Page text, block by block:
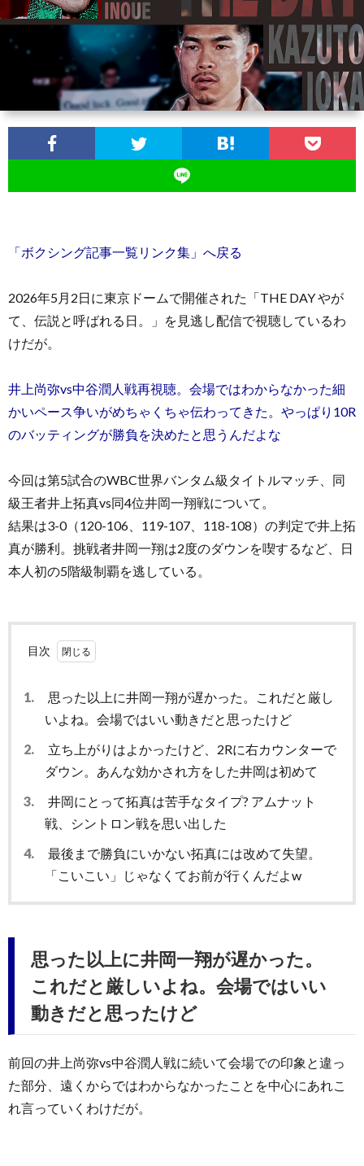
マ
問
合
「ボクシング記事一覧リンク集」へ戻る
2026年5月2日に東京ドームで開催された「THE DAY やが
て、伝説と呼ばれる日。」を見逃し配信で視聴しているわ
けだが。
井上尚弥vs中谷潤人戦再視聴。会場ではわからなかった細
かいペース争いがめちゃくちゃ伝わってきた。やっぱり10R
のバッティングが勝負を決めたと思うんだよな
今回は第5試合のWBC世界バンタム級タイトルマッチ、同
級王者井上拓真vs同4位井岡一翔戦について。
結果は3-0（120-106、119-107、118-108）の判定で井上拓
真が勝利。挑戦者井岡一翔は2度のダウンを喫するなど、日
本人初の5階級制覇を逃している。
目次
1.
思った以上に井岡一翔が遅かった。これだと厳し
いよね。会場ではいい動きだと思ったけど
2.
立ち上がりはよかったけど、2Rに右カウンターで
ダウン。あんな効かされ方をした井岡は初めて
3.
井岡にとって拓真は苦手なタイプ? アムナット
戦、シントロン戦を思い出した
4.
最後まで勝負にいかない拓真には改めて失望。
「こいこい」じゃなくてお前が行くんだよw
思った以上に井岡一翔が遅かった。
これだと厳しいよね。会場ではいい
動きだと思ったけど
前回の井上尚弥vs中谷潤人戦に続いて会場での印象と違っ
た部分、遠くからではわからなかったことを中心にあれこ
れ言っていくわけだが。